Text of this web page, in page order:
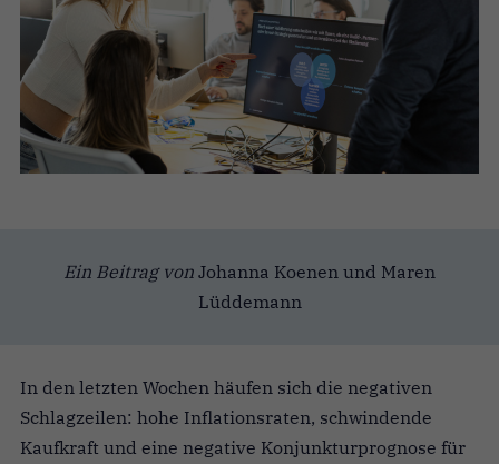
Ein Beitrag von Johanna Koenen und Maren
Lüddemann
In den letzten Wochen häufen sich die negativen
Schlagzeilen: hohe Inflationsraten, schwindende
Kaufkraft und eine negative Konjunkturprognose für